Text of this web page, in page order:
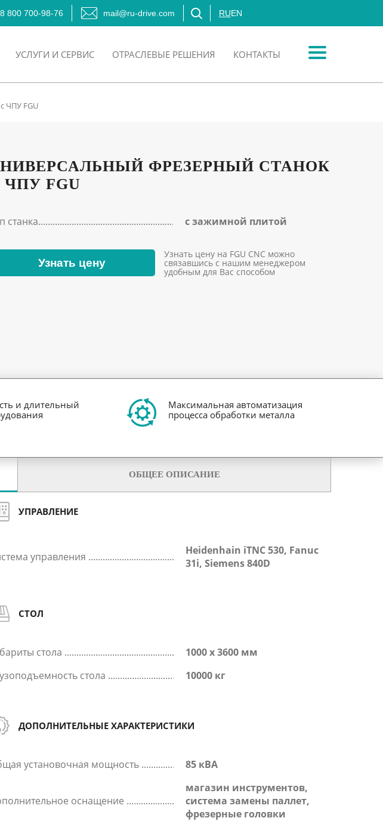
8 800 700-98-76 mail@ru-drive.com RUEN
УСЛУГИ И СЕРВИС ОТРАСЛЕВЫЕ РЕШЕНИЯ КОНТАКТЫ
ЧПУ FGU
ФРЕЗЕРНЫЙ СТАНОК
ЧПУ FGU
станка с зажимной плитой
Узнать цену
Узнать цену на FGU CNC можно
связавшись с нашим менеджером
удобным для Вас способом
и длительный
Максимальная автоматизация
процесса обработки металла
ОБЩЕЕ ОПИСАНИЕ
УПРАВЛЕНИЕ
управления
Heidenhain iTNC 530, Fanuc
31i, Siemens 840D
СТОЛ
стола
1000 x 3600 мм
стола
10000 кг
ДОПОЛНИТЕЛЬНЫЕ ХАРАКТЕРИСТИКИ
установочная мощность 85 кВА
оснащение
магазин инструментов,
система замены паллет,
фрезерные головки